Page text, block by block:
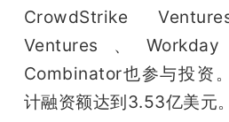
CrowdStrike
Ventures、
Combinator也参与投资
计融资额达到3.53亿美元